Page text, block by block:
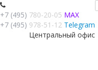
+7 (495) 780-20-05 MAX
+7 (495) 978-51-12 Telegram
Центральный офис